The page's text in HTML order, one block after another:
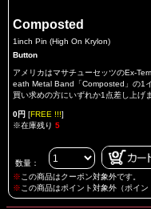
Composted
1inch Pin (High On Krylon)
Button
アメリカはマサチューセッツのEx-
eath Metal Band「Composted」の1
買い求めの方にいずれか1点差し上げま
0円 [FREE !!!]
※在庫残り 5
数量：
※ この商品はクーポン対象外です。
※ この商品はポイント対象外（ポイン